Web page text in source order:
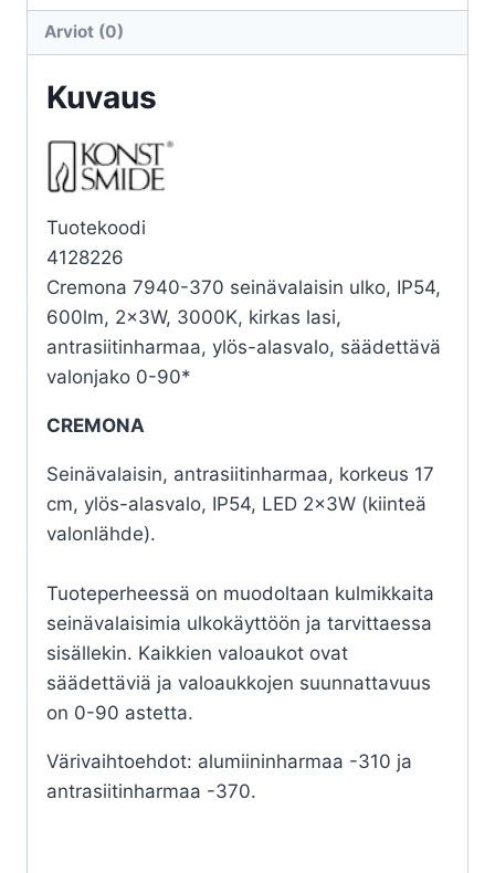
370
CREMONA
määrä
Arviot (0)
Kuvaus
Tuotekoodi
4128226
Cremona 7940-370 seinävalaisin ulko, IP54,
600lm, 2x3W, 3000K, kirkas lasi,
antrasiitinharmaa, ylös-alasvalo, säädettävä
valonjako 0-90*
CREMONA
Seinävalaisin, antrasiitinharmaa, korkeus 17
cm, ylös-alasvalo, IP54, LED 2x3W (kiinteä
valonlähde).
Tuoteperheessä on muodoltaan kulmikkaita
seinävalaisimia ulkokäyttöön ja tarvittaessa
sisällekin. Kaikkien valoaukot ovat
säädettäviä ja valoaukkojen suunnattavuus
on 0-90 astetta.
Värivaihtoehdot: alumiininharmaa -310 ja
antrasiitinharmaa -370.